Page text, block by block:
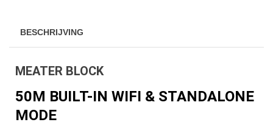
BESCHRIJVING
MEATER BLOCK
50M BUILT-IN WIFI & STANDALONE
MODE